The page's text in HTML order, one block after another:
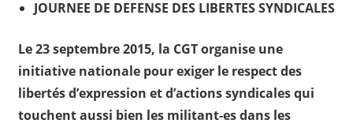
JOURNEE DE DEFENSE DES LIBERTES SYNDICALES
Le 23 septembre 2015, la CGT organise une
initiative nationale pour exiger le respect des
libertés d’expression et d’actions syndicales qui
touchent aussi bien les militant-es dans les